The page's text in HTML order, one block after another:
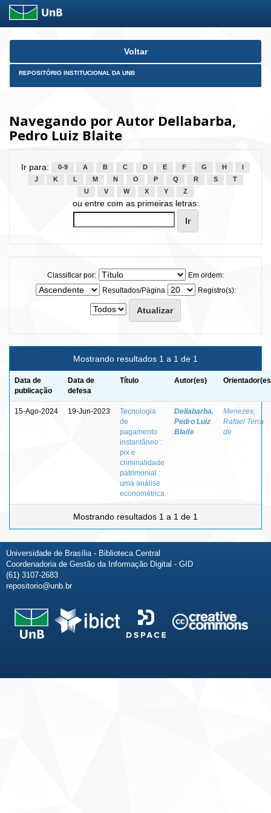
Skip
Voltar
REPOSITÓRIO INSTITUCIONAL DA UNB
Navegando por Autor Dellabarba,
Pedro Luiz Blaite
Ir para: 0-9 A B C D E F G H
J
K L M N O P Q R S
T
U
V W X Y Z
ou entre com as primeiras letras:
Classificar por:
Em ordem:
Resultados/Página
Registro(s):
Mostrando resultados 1 a 1 de 1
Data de
publicação
Data de
defesa
Título Autor(es)
15-Ago-2024 19-Jun-2023
Tecnologia
de
pagamento
instantâneo :
pix e
criminalidade
patrimonial :
uma análise
econométrica
Dellabarba,
Pedro Luiz
Blaite
Menezes,
Rafael Terra
de
Mostrando resultados 1 a 1 de 1
Universidade de Brasília - Biblioteca Central
Coordenadoria de Gestão da Informação Digital - GID
(61) 3107-2683
repositorio@unb.br